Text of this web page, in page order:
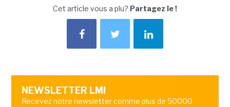
Cet article vous a plu? Partagez le !
NEWSLETTER LMI
Recevez notre newsletter comme plus de 50000